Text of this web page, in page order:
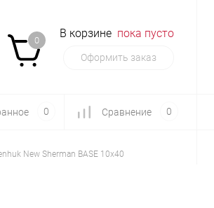
0
В корзине пока пусто
Оформить заказ
0 Сравнение 0
New Sherman BASE 10x40